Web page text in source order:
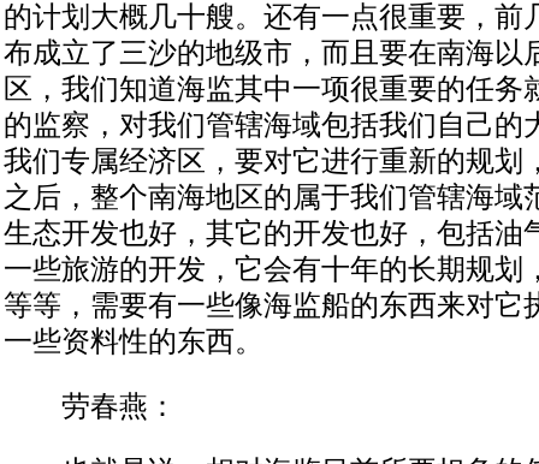
的计划大概几十艘。还有一点很重要，前
布成立了三沙的地级市，而且要在南海以
区，我们知道海监其中一项很重要的任务
的监察，对我们管辖海域包括我们自己的
我们专属经济区，要对它进行重新的规划
之后，整个南海地区的属于我们管辖海域
生态开发也好，其它的开发也好，包括油
一些旅游的开发，它会有十年的长期规划
等等，需要有一些像海监船的东西来对它
一些资料性的东西。
劳春燕：